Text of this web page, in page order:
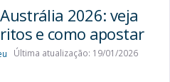
2026: veja
e como apostar
Última atualização: 19/01/2026